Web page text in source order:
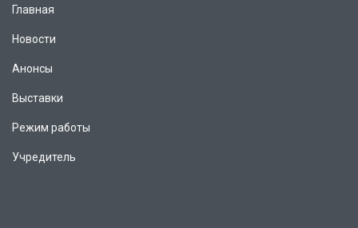
Главная
Новости
Анонсы
Выставки
Режим работы
Учредитель